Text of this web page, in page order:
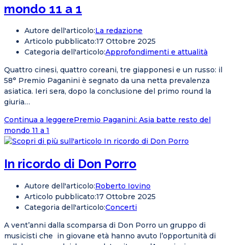
mondo 11 a 1
Autore dell'articolo:La redazione
Articolo pubblicato:17 Ottobre 2025
Categoria dell'articolo:Approfondimenti e attualità
Quattro cinesi, quattro coreani, tre giapponesi e un russo: il
58° Premio Paganini è segnato da una netta prevalenza
asiatica. Ieri sera, dopo la conclusione del primo round la
giuria…
Continua a leggerePremio Paganini: Asia batte resto del
mondo 11 a 1
In ricordo di Don Porro
Autore dell'articolo:Roberto Iovino
Articolo pubblicato:17 Ottobre 2025
Categoria dell'articolo:Concerti
A vent’anni dalla scomparsa di Don Porro un gruppo di
musicisti che in giovane età hanno avuto l’opportunità di